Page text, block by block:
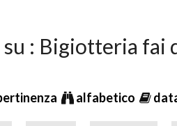
: Bigiotteria fai
alfabetico